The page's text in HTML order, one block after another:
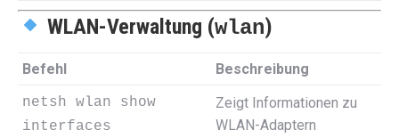
WLAN-Verwaltung (wlan)
Befehl Beschreibung
netsh wlan show
interfaces
Zeigt Informationen zu
WLAN-Adaptern